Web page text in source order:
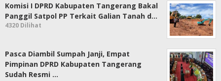
Komisi I DPRD Kabupaten Tangerang Bakal
Panggil Satpol PP Terkait Galian Tanah d…
4320 Dilihat
Pasca Diambil Sumpah Janji, Empat
Pimpinan DPRD Kabupaten Tangerang
Sudah Resmi …